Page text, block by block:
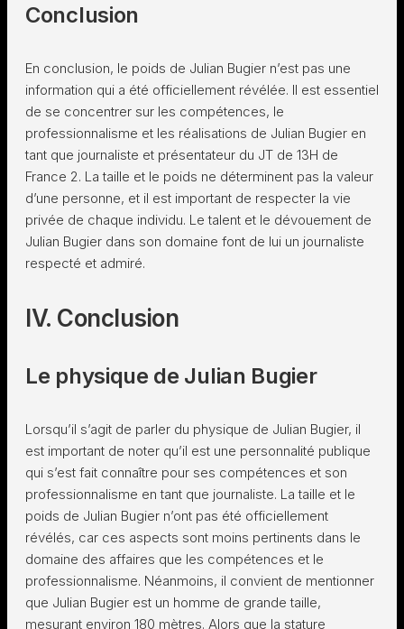
Conclusion
En conclusion, le poids de Julian Bugier n’est pas une
information qui a été officiellement révélée. Il est essentiel
de se concentrer sur les compétences, le
professionnalisme et les réalisations de Julian Bugier en
tant que journaliste et présentateur du JT de 13H de
France 2. La taille et le poids ne déterminent pas la valeur
d’une personne, et il est important de respecter la vie
privée de chaque individu. Le talent et le dévouement de
Julian Bugier dans son domaine font de lui un journaliste
respecté et admiré.
IV. Conclusion
Le physique de Julian Bugier
Lorsqu’il s’agit de parler du physique de Julian Bugier, il
est important de noter qu’il est une personnalité publique
qui s’est fait connaître pour ses compétences et son
professionnalisme en tant que journaliste. La taille et le
poids de Julian Bugier n’ont pas été officiellement
révélés, car ces aspects sont moins pertinents dans le
domaine des affaires que les compétences et le
professionnalisme. Néanmoins, il convient de mentionner
que Julian Bugier est un homme de grande taille,
mesurant environ 180 mètres. Alors que la stature